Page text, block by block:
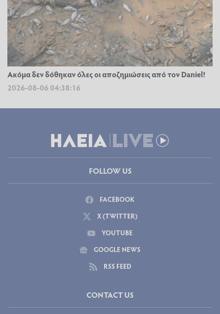
Ακόμα δεν δόθηκαν όλες οι αποζημιώσεις από τον Daniel!
2026-08-06 04:38:16
FOLLOW US
FACEBOOK
X (TWITTER)
YOUTUBE
GOOGLE NEWS
RSS FEED
CONTACT US